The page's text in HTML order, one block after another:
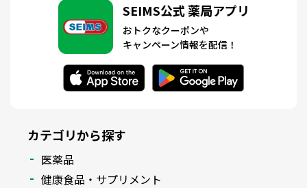
SEIMS公式 薬局アプリ
おトクなクーポンや
キャンペーン情報を配信！
カテゴリから探す
医薬品
健康食品・サプリメント